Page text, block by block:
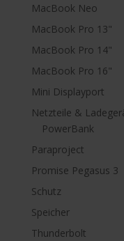
MacBook Neo
MacBook Pro 13"
MacBook Pro 14"
MacBook Pro 16"
Mini Displayport
Netzteile &
PowerBank
Paraproject
Promise Pegasus 3
Schutz
Speicher
Thunderbolt